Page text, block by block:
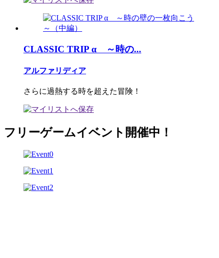
CLASSIC TRIP α ～時の...
アルファリディア
さらに過熱する時を超えた冒険！
フリーゲームイベント開催中！